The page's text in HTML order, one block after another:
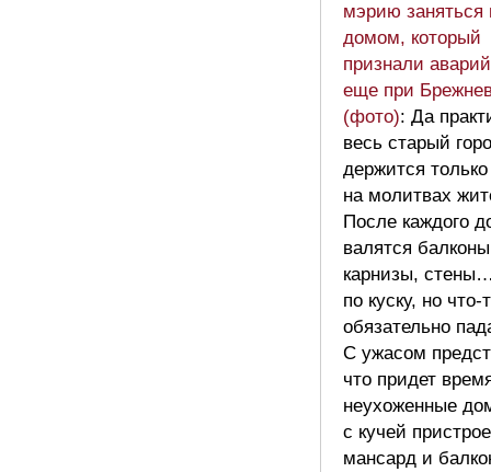
мэрию заняться
домом, который
признали
еще при
(фото): Да
весь старый
держится только
на молитвах
После каждого
валятся
карнизы,
по куску, но что-
обязательно
С ужасом
что придет
неухоженные
с кучей
мансард и